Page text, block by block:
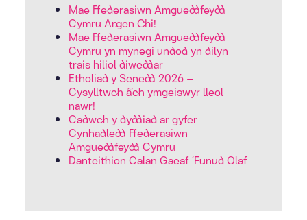
Mae Ffederasiwn Amgueddfeydd
Cymru Angen Chi!
Mae Ffederasiwn Amgueddfeydd
Cymru yn mynegi undod yn dilyn
trais hiliol diweddar
Etholiad y Senedd 2026 –
Cysylltwch â’ch ymgeiswyr lleol
nawr!
Cadwch y dyddiad ar gyfer
Cynhadledd Ffederasiwn
Amgueddfeydd Cymru
Danteithion Calan Gaeaf ‘Funud Olaf